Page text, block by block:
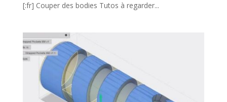
[:fr] Couper des bodies Tutos à regarder...